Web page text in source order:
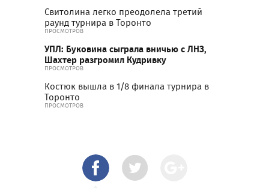
Свитолина легко преодолела третий
раунд турнира в Торонто
ПРОСМОТРОВ
УПЛ: Буковина сыграла вничью с ЛНЗ,
Шахтер разгромил Кудривку
ПРОСМОТРОВ
Костюк вышла в 1/8 финала турнира в
Торонто
ПРОСМОТРОВ